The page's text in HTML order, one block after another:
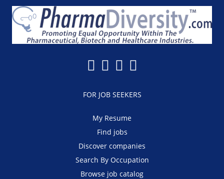
FOR JOB SEEKERS
My Resume
Find jobs
Discover companies
Search By Occupation
Browse job catalog